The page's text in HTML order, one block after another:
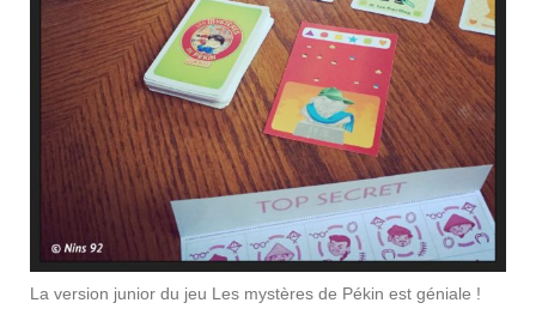
La version junior du jeu Les mystères de Pékin est géniale !